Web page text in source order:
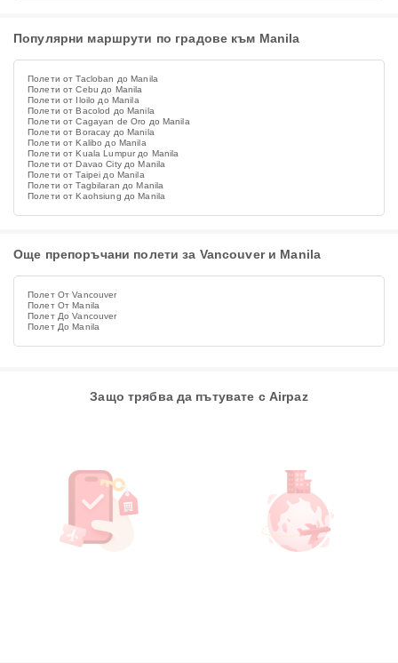
Популярни маршрути по градове към Manila
Полети от Tacloban до Manila
Полети от Cebu до Manila
Полети от Iloilo до Manila
Полети от Bacolod до Manila
Полети от Cagayan de Oro до Manila
Полети от Boracay до Manila
Полети от Kalibo до Manila
Полети от Kuala Lumpur до Manila
Полети от Davao City до Manila
Полети от Taipei до Manila
Полети от Tagbilaran до Manila
Полети от Kaohsiung до Manila
Още препоръчани полети за Vancouver и Manila
Полет От Vancouver
Полет От Manila
Полет До Vancouver
Полет До Manila
Защо трябва да пътувате с Airpaz